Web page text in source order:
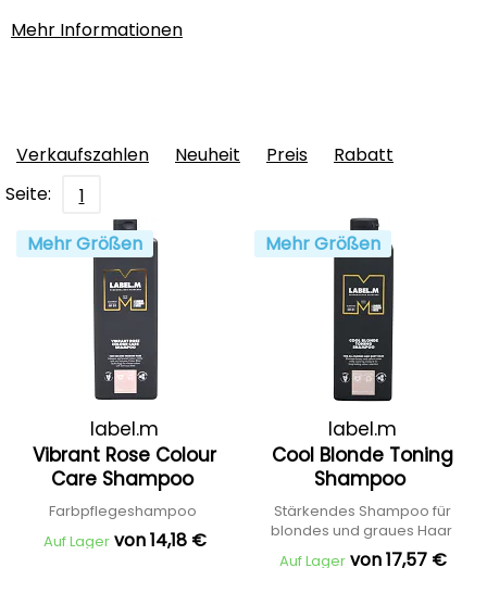
Mehr Informationen
Verkaufszahlen Neuheit Preis
Rabatt
Seite:
1
Mehr Größen
label.m
Vibrant Rose Colour
Care Shampoo
Farbpflegeshampoo
Auf Lager von 14,18 €
Mehr Größen
label.m
Cool Blonde Toning
Shampoo
Stärkendes Shampoo für
blondes und graues Haar
Auf Lager von 17,57 €